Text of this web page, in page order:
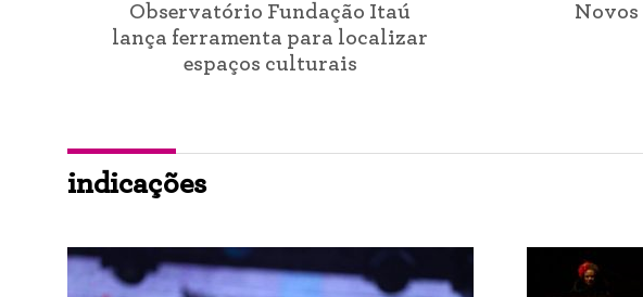
Observatório Fundação Itaú
lança ferramenta para localizar
espaços culturais
indicações